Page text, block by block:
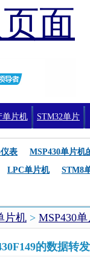
面
单片机 STM32单片
表
MSP430单片机
LPC单片机
STM8
片机 > MSP430
的数据转